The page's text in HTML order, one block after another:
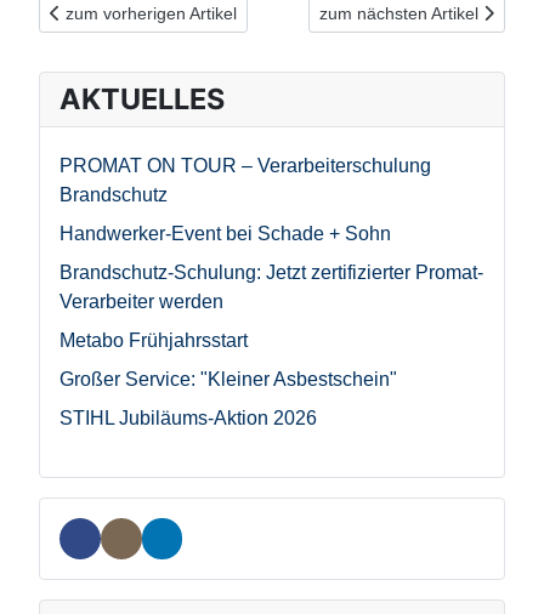
Vorheriger Beitrag: "Schnelldreher" zum top Preis: BOSCH
zum vorherigen Artikel Nächster Beitrag: Das
zum nächsten Artikel
AKTUELLES
PROMAT ON TOUR – Verarbeiterschulung
Brandschutz
Handwerker-Event bei Schade + Sohn
Brandschutz-Schulung: Jetzt zertifizierter Promat-
Verarbeiter werden
Metabo Frühjahrsstart
Großer Service: "Kleiner Asbestschein"
STIHL Jubiläums-Aktion 2026